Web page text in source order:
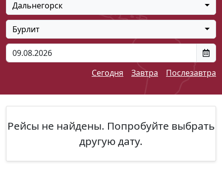
Дальнегорск
Бурлит
Сегодня Завтра Послезавтра
Рейсы не найдены. Попробуйте выбрать
другую дату.